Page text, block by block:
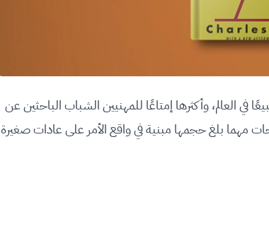
العالم، وأكثرها إمتاعًا للمهنيين الشباب الباحثين عن
بلغ حجمها مبنية في واقع الأمر على عادات صغيرة